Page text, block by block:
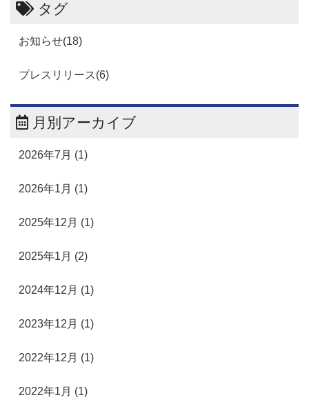
タグ
お知らせ(18)
プレスリリース(6)
月別アーカイブ
2026年7月 (1)
2026年1月 (1)
2025年12月 (1)
2025年1月 (2)
2024年12月 (1)
2023年12月 (1)
2022年12月 (1)
2022年1月 (1)